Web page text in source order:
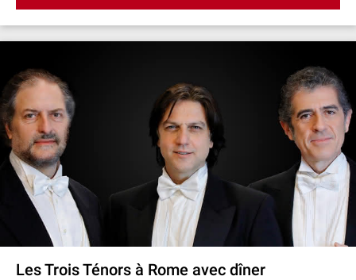
Les Trois Ténors à Rome avec dîner